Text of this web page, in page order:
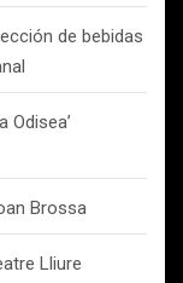
de bebidas
Odisea’
Brossa
Lliure